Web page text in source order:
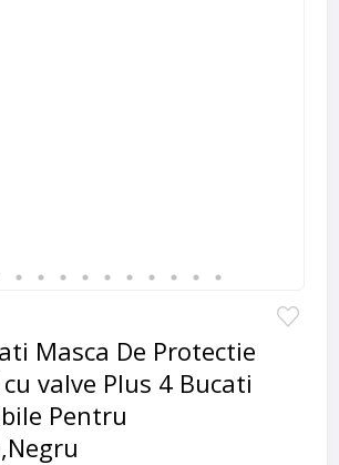
Masca De Protectie
cu valve Plus 4 Bucati
Pentru